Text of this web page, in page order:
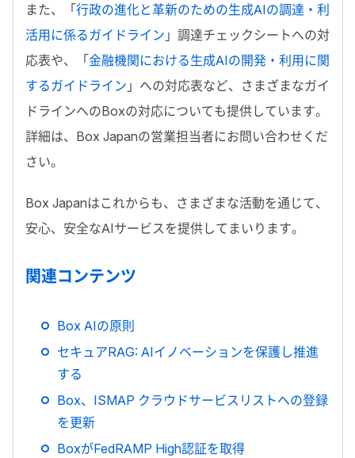
また、「行政の進化と革新のための生成AIの調達・利
活用に係るガイドライン 」 調達チェックシートへの対
応表や、「金融機関における生成AIの開発・利用に関
するガイドライン 」への対応表など、さまざまなガイ
ドラインへのBoxの対応についても提供しています。
詳細は、 Box Japanの営業担当者にお問い合わせくだ
さい。
Box Japanはこれからも、さまざまな活動を通じて、
安心、安全なAIサービスを提供してまいります。
関連コンテンツ
Box AIの原則
セキュアRAG: AIイノベーションを保護し推進
する
Box、ISMAP クラウドサービスリストへの登録
を更新
BoxがFedRAMP High認証を取得